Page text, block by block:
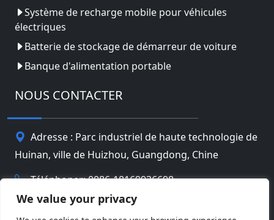
We value your privacy
Système de recharge mobile pour véhicules
électriques
Batterie de stockage de démarreur de voiture
Banque d'alimentation portable
NOUS CONTACTER
Adresse : Parc industriel de haute technologie de
Huinan, ville de Huizhou, Guangdong, Chine
Téléphoner: 0086-18169936698
info@jbbatterychina.com